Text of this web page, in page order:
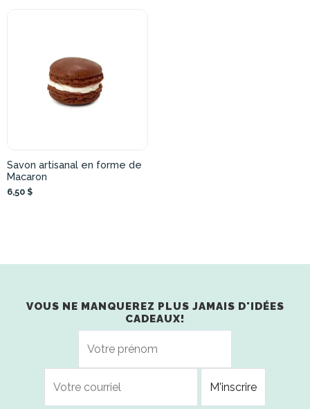
Savon artisanal en forme de
Macaron
6,50 $
VOUS NE MANQUEREZ PLUS JAMAIS D'IDÉES
CADEAUX!